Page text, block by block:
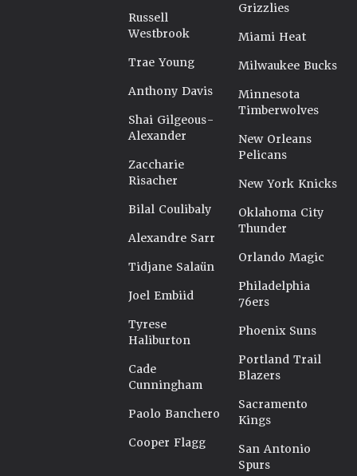
Russell
Westbrook
Trae Young
Anthony Davis
Shai Gilgeous-
Alexander
Zaccharie
Risacher
Bilal Coulibaly
Alexandre Sarr
Tidjane Salaün
Joel Embiid
Tyrese
Haliburton
Cade
Cunningham
Paolo Banchero
Cooper Flagg
Grizzlies
Miami Heat
Milwaukee Bucks
Minnesota
Timberwolves
New Orleans
Pelicans
New York Knicks
Oklahoma City
Thunder
Orlando Magic
Philadelphia
76ers
Phoenix Suns
Portland Trail
Blazers
Sacramento
Kings
San Antonio
Spurs